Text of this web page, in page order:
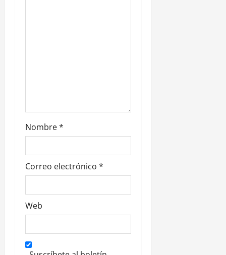
d
a
s
Nombre*
Correo electrónico *
Web